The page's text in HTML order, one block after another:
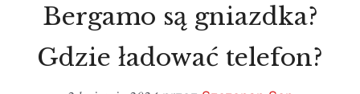
Bergamo są gniazdka?
Gdzie ładować telefon?